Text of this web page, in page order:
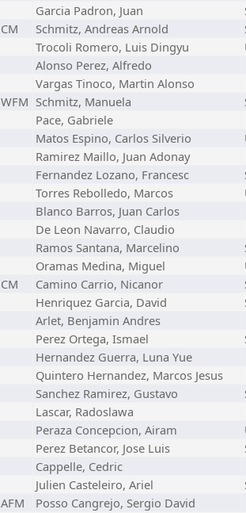
Garcia Padron, Juan
CM Schmitz, Andreas Arnold
Trocoli Romero, Luis Dingyu
Alonso Perez, Alfredo
Vargas Tinoco, Martin Alonso
WFM Schmitz, Manuela
Pace, Gabriele
Matos Espino, Carlos Silverio
Ramirez Maillo, Juan Adonay
Fernandez Lozano, Francesc
Torres Rebolledo, Marcos
Blanco Barros, Juan Carlos
De Leon Navarro, Claudio
Ramos Santana, Marcelino
Oramas Medina, Miguel
CM Camino Carrio, Nicanor
Henriquez Garcia, David
Arlet, Benjamin Andres
Perez Ortega, Ismael
Hernandez Guerra, Luna Yue
Quintero Hernandez, Marcos Jesus
Sanchez Ramirez, Gustavo
Lascar, Radoslawa
Peraza Concepcion, Airam
Perez Betancor, Jose Luis
Cappelle, Cedric
Julien Casteleiro, Ariel
AFM Posso Cangrejo, Sergio David